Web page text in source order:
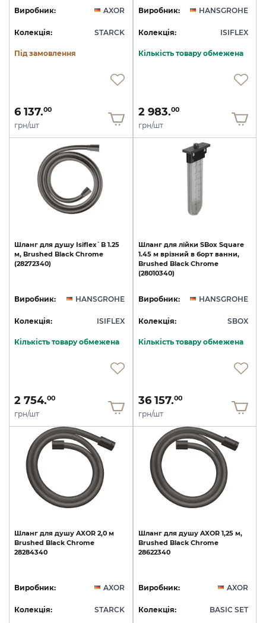
Виробник: AXOR
Колекція: STARCK
Під замовлення
6 137.00
грн/шт
Виробник: HANSGROHE
Колекція: ISIFLEX
Кількість товару обмежена
2 983.00
грн/шт
Шланг для душу Isiflex`B 1.25
м, Brushed Black Chrome
(28272340)
Виробник: HANSGROHE
Колекція: ISIFLEX
Кількість товару обмежена
2 754.00
грн/шт
Шланг для лійки SBox Square
1.45 м врізний в борт ванни,
Brushed Black Chrome
(28010340)
Виробник: HANSGROHE
Колекція: SBOX
Кількість товару обмежена
36 157.00
грн/шт
Шланг для душу AXOR 2,0 м
Brushed Black Chrome
28284340
Виробник: AXOR
Колекція: STARCK
Шланг для душу AXOR 1,25 м,
Brushed Black Chrome
28622340
Виробник: AXOR
Колекція: BASIC SET